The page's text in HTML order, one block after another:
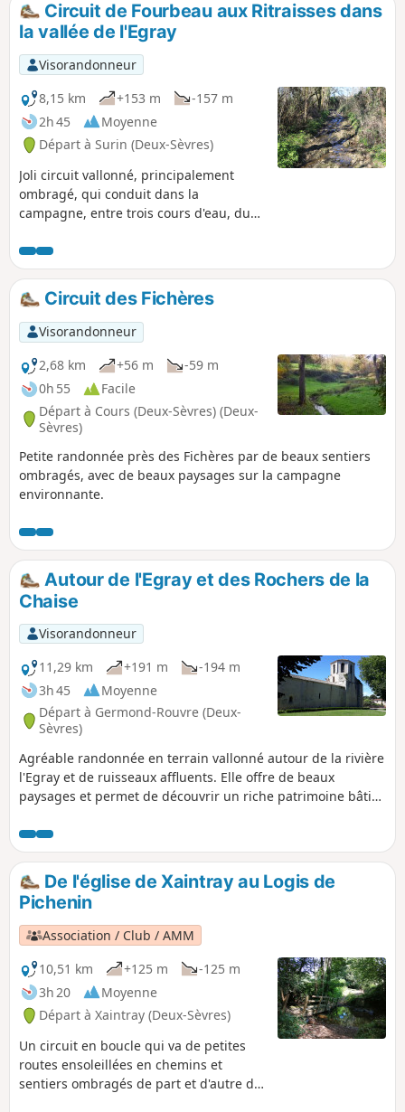
p
Circuit de Fourbeau aux Ritraisses dans
la vallée de l'Egray
Visorandonneur
8,15 km
+153 m
-157 m
2h 45
Moyenne
Départ à Surin (Deux-Sèvres)
Joli circuit vallonné, principalement
ombragé, qui conduit dans la
campagne, entre trois cours d'eau, du
deux chemins différents.
Circuit des Fichères
Visorandonneur
2,68 km
+56 m
-59 m
0h 55
Facile
Départ à Cours (Deux-Sèvres) (Deux-
Sèvres)
Petite randonnée près des Fichères par de beaux sentiers
ombragés, avec de beaux paysages sur la campagne
environnante.
Autour de l'Egray et des Rochers de la
Chaise
Visorandonneur
11,29 km
+191 m
-194 m
3h 45
Moyenne
Départ à Germond-Rouvre (Deux-
Sèvres)
Agréable randonnée en terrain vallonné autour de la rivière
l'Egray et de ruisseaux affluents. Elle offre de beaux
paysages et permet de découvrir un riche patrimoine bâti
agricoles, etc.). Le patrimoine naturel n'est pas en reste
avec la Planche de Rochard et les Rochers de la Chaise par
exemple.
De l'église de Xaintray au Logis de
Pichenin
Association / Club / AMM
10,51 km
+125 m
-125 m
3h 20
Moyenne
Départ à Xaintray (Deux-Sèvres)
Un circuit en boucle qui va de petites
routes ensoleillées en chemins et
sentiers ombragés de part et d'autre de